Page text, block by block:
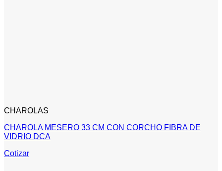
CHAROLAS
CHAROLA MESERO 33 CM CON CORCHO FIBRA DE
VIDRIO DCA
Cotizar